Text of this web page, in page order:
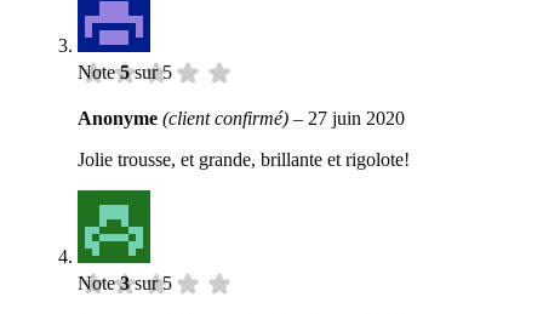
Note5sur 5
Anonyme (client confirmé) – 27 juin 2020
Jolie trousse, et grande, brillante et rigolote!
Note3sur 5